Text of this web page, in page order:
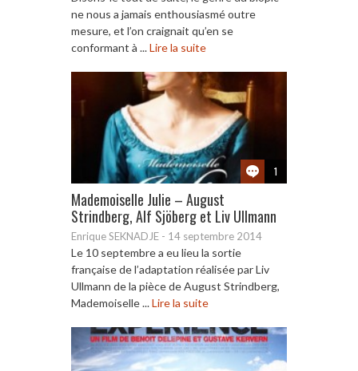
ne nous a jamais enthousiasmé outre
mesure, et l’on craignait qu’en se
conformant à ...Lire la suite
1
Mademoiselle Julie – August
Strindberg, Alf Sjöberg et Liv Ullmann
Enrique SEKNADJE - 14 septembre 2014
Le 10 septembre a eu lieu la sortie
française de l’adaptation réalisée par Liv
Ullmann de la pièce de August Strindberg,
Mademoiselle ...Lire la suite